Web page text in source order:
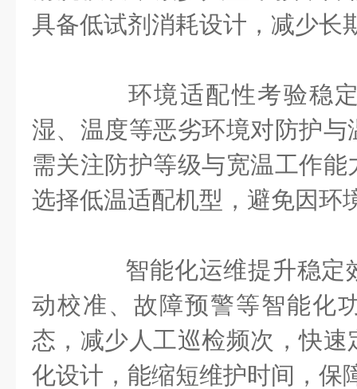
具备低试剂消耗设计，减少长
环境适配性考验稳定
湿、温度等恶劣环境对防护
需关注防护等级与宽温工作
选择低温适配机型，避免因环
智能化运维提升稳定
动校准、故障预警等智能化
态，减少人工巡检频次，快
化设计，能缩短维护时间，保